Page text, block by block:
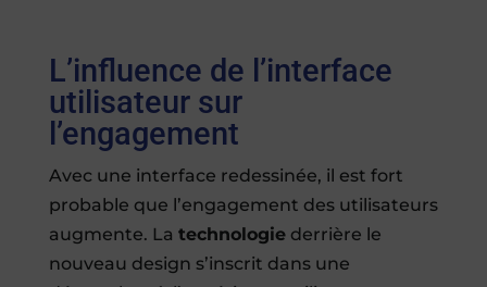
L’influence de l’interface
utilisateur sur
l’engagement
Avec une interface redessinée, il est fort
probable que l’engagement des utilisateurs
augmente. La technologiederrière le
nouveau design s’inscrit dans une